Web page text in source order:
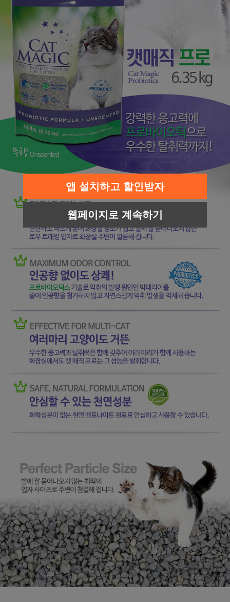
앱 설치하고 할인받자
웹페이지로 계속하기